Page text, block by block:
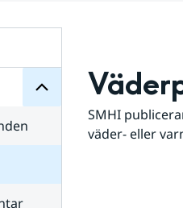
för
SMHI
väder- eller